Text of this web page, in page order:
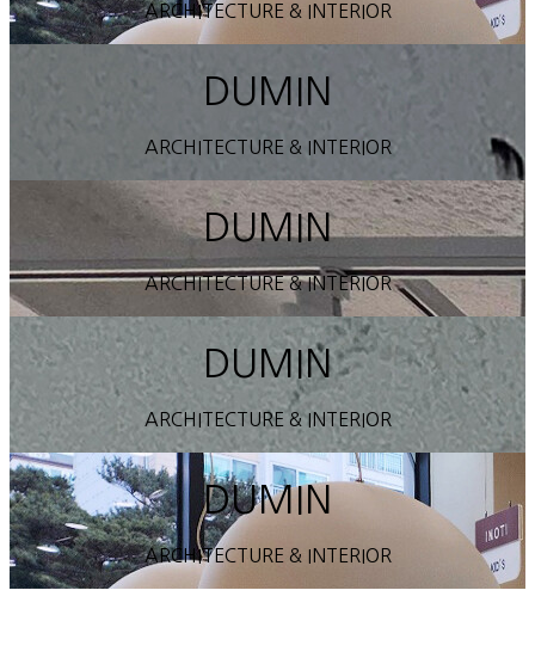
ARCHITECTURE & INTERIOR
DUMIN
ARCHITECTURE & INTERIOR
DUMIN
ARCHITECTURE & INTERIOR
DUMIN
ARCHITECTURE & INTERIOR
DUMIN
ARCHITECTURE & INTERIOR